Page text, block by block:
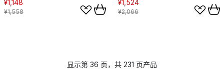
¥1,148
¥1,558
¥1,524
¥2,066
显示第 36 页，共 231 页产品